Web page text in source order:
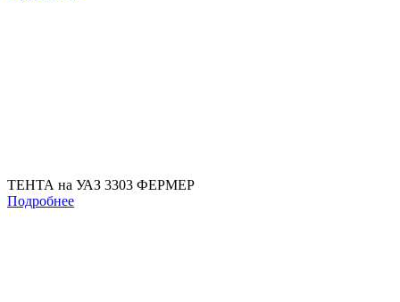
ТЕНТА на УАЗ 3303 ФЕРМЕР
Подробнее